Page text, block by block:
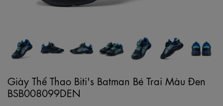
Giày Thể Thao Biti's Batman Bé Trai Màu Đen
BSB008099DEN